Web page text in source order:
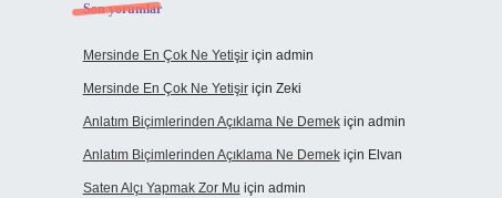
Son yorumlar
Mersinde En Çok Ne Yetişiriçin admin
Mersinde En Çok Ne Yetişiriçin Zeki
Anlatım Biçimlerinden Açıklama Ne Demekiçin admin
Anlatım Biçimlerinden Açıklama Ne Demekiçin Elvan
Saten Alçı Yapmak Zor Mu için admin